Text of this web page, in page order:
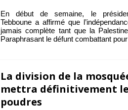
En début de semaine, le
Tebboune a affirmé que
jamais complète tant que la
Paraphrasant le défunt combattant
La division de la
mettra définitivement
poudres